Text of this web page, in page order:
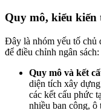
Quy mô, kiểu
Đây là nhóm yếu tố chủ
để điều chỉnh ngân sách:
Quy mô và kết
diện tích xây
các kết cấu phức
nhiều ban công, ô